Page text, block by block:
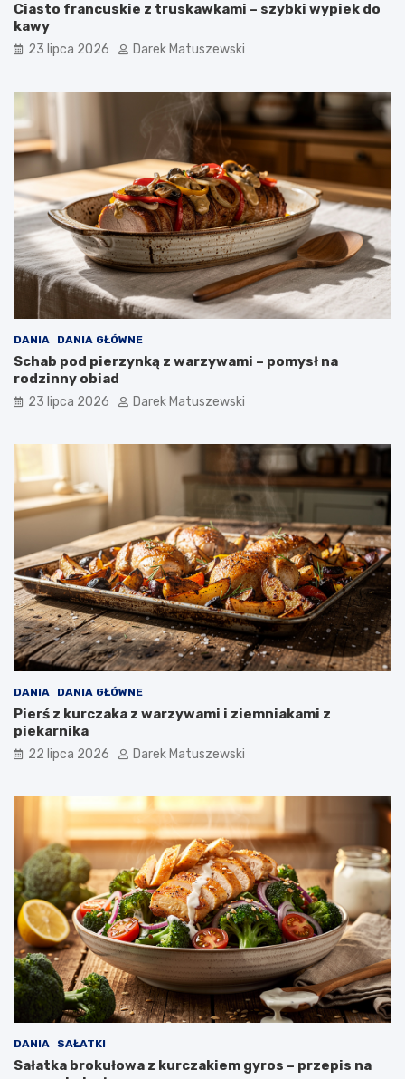
Ciasto francuskie z truskawkami – szybki wypiek do
kawy
23 lipca 2026 Darek Matuszewski
DANIA DANIA GŁÓWNE
Schab pod pierzynką z warzywami – pomysł na
rodzinny obiad
23 lipca 2026 Darek Matuszewski
DANIA DANIA GŁÓWNE
Pierś z kurczaka z warzywami i ziemniakami z
piekarnika
22 lipca 2026 Darek Matuszewski
DANIA SAŁATKI
Sałatka brokułowa z kurczakiem gyros – przepis na